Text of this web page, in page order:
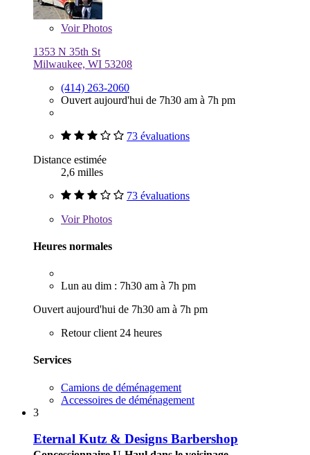
VoirPhotos
1353 N 35th St
Milwaukee, WI 53208
(414) 263-2060
Ouvert aujourd'hui de 7h30 am à 7h pm
73 évaluations
Distance estimée
2,6 milles
73 évaluations
VoirPhotos
Heures normales
Lun au dim : 7h30 am à 7h pm
Ouvert aujourd'hui de 7h30 am à 7h pm
Retour client 24 heures
Services
Camions de déménagement
Accessoires de déménagement
3
Eternal Kutz & Designs Barbershop